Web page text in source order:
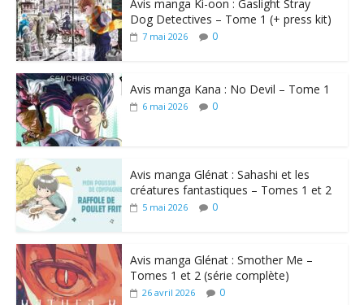
Avis manga Ki-oon : Gaslight Stray
Dog Detectives – Tome 1 (+ press kit)
7 mai 2026 0
Avis manga Kana : No Devil – Tome 1
6 mai 2026 0
Avis manga Glénat : Sahashi et les
créatures fantastiques – Tomes 1 et 2
5 mai 2026 0
Avis manga Glénat : Smother Me –
Tomes 1 et 2 (série complète)
26 avril 2026 0